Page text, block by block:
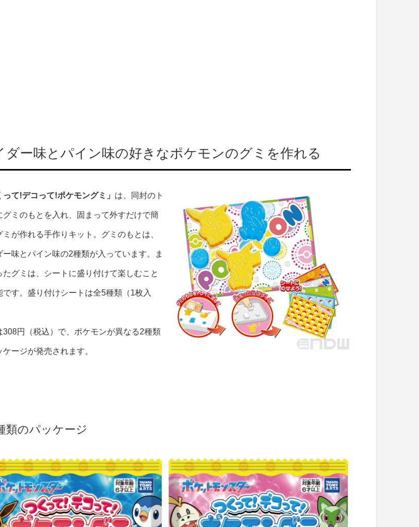
ダー味とパイン味の好きなポケモンのグミを作れる
って!デコって!ポケモングミ」 は、同封のト
グミのもとを入れ、固まって外すだけで簡
ミが作れる手作りキット。グミのもとは、
ー味とパイン味の2種類が入っています。ま
たグミは、シートに盛り付けて楽しむこと
です。盛り付けシートは全5種類（1枚入
308円（税込）で、ポケモンが異なる2種類
ケージが発売されます。
類のパッケージ